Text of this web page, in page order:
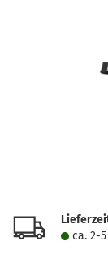
ca. 2-5